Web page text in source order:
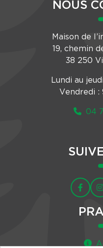
NOUS
Maison de
19, chemin
38 250
Lundi au
Vendredi :
04